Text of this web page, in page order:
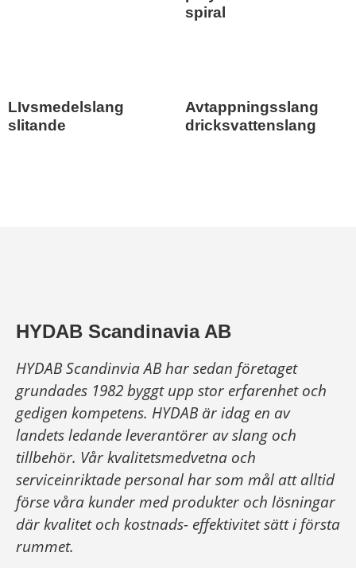
spiral
LIvsmedelslang
slitande
Avtappningsslang
dricksvattenslang
HYDAB Scandinavia AB
HYDAB Scandinvia AB har sedan företaget
grundades 1982 byggt upp stor erfarenhet och
gedigen kompetens. HYDAB är idag en av
landets ledande leverantörer av slang och
tillbehör. Vår kvalitetsmedvetna och
serviceinriktade personal har som mål att alltid
förse våra kunder med produkter och lösningar
där kvalitet och kostnads- effektivitet sätt i första
rummet.